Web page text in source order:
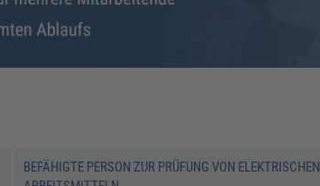
BEFÄHIGTE PERSON ZUR PRÜFUNG VON ELEKTRISCHEN